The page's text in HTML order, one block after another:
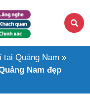
tại Quảng Nam »
Nam đẹp